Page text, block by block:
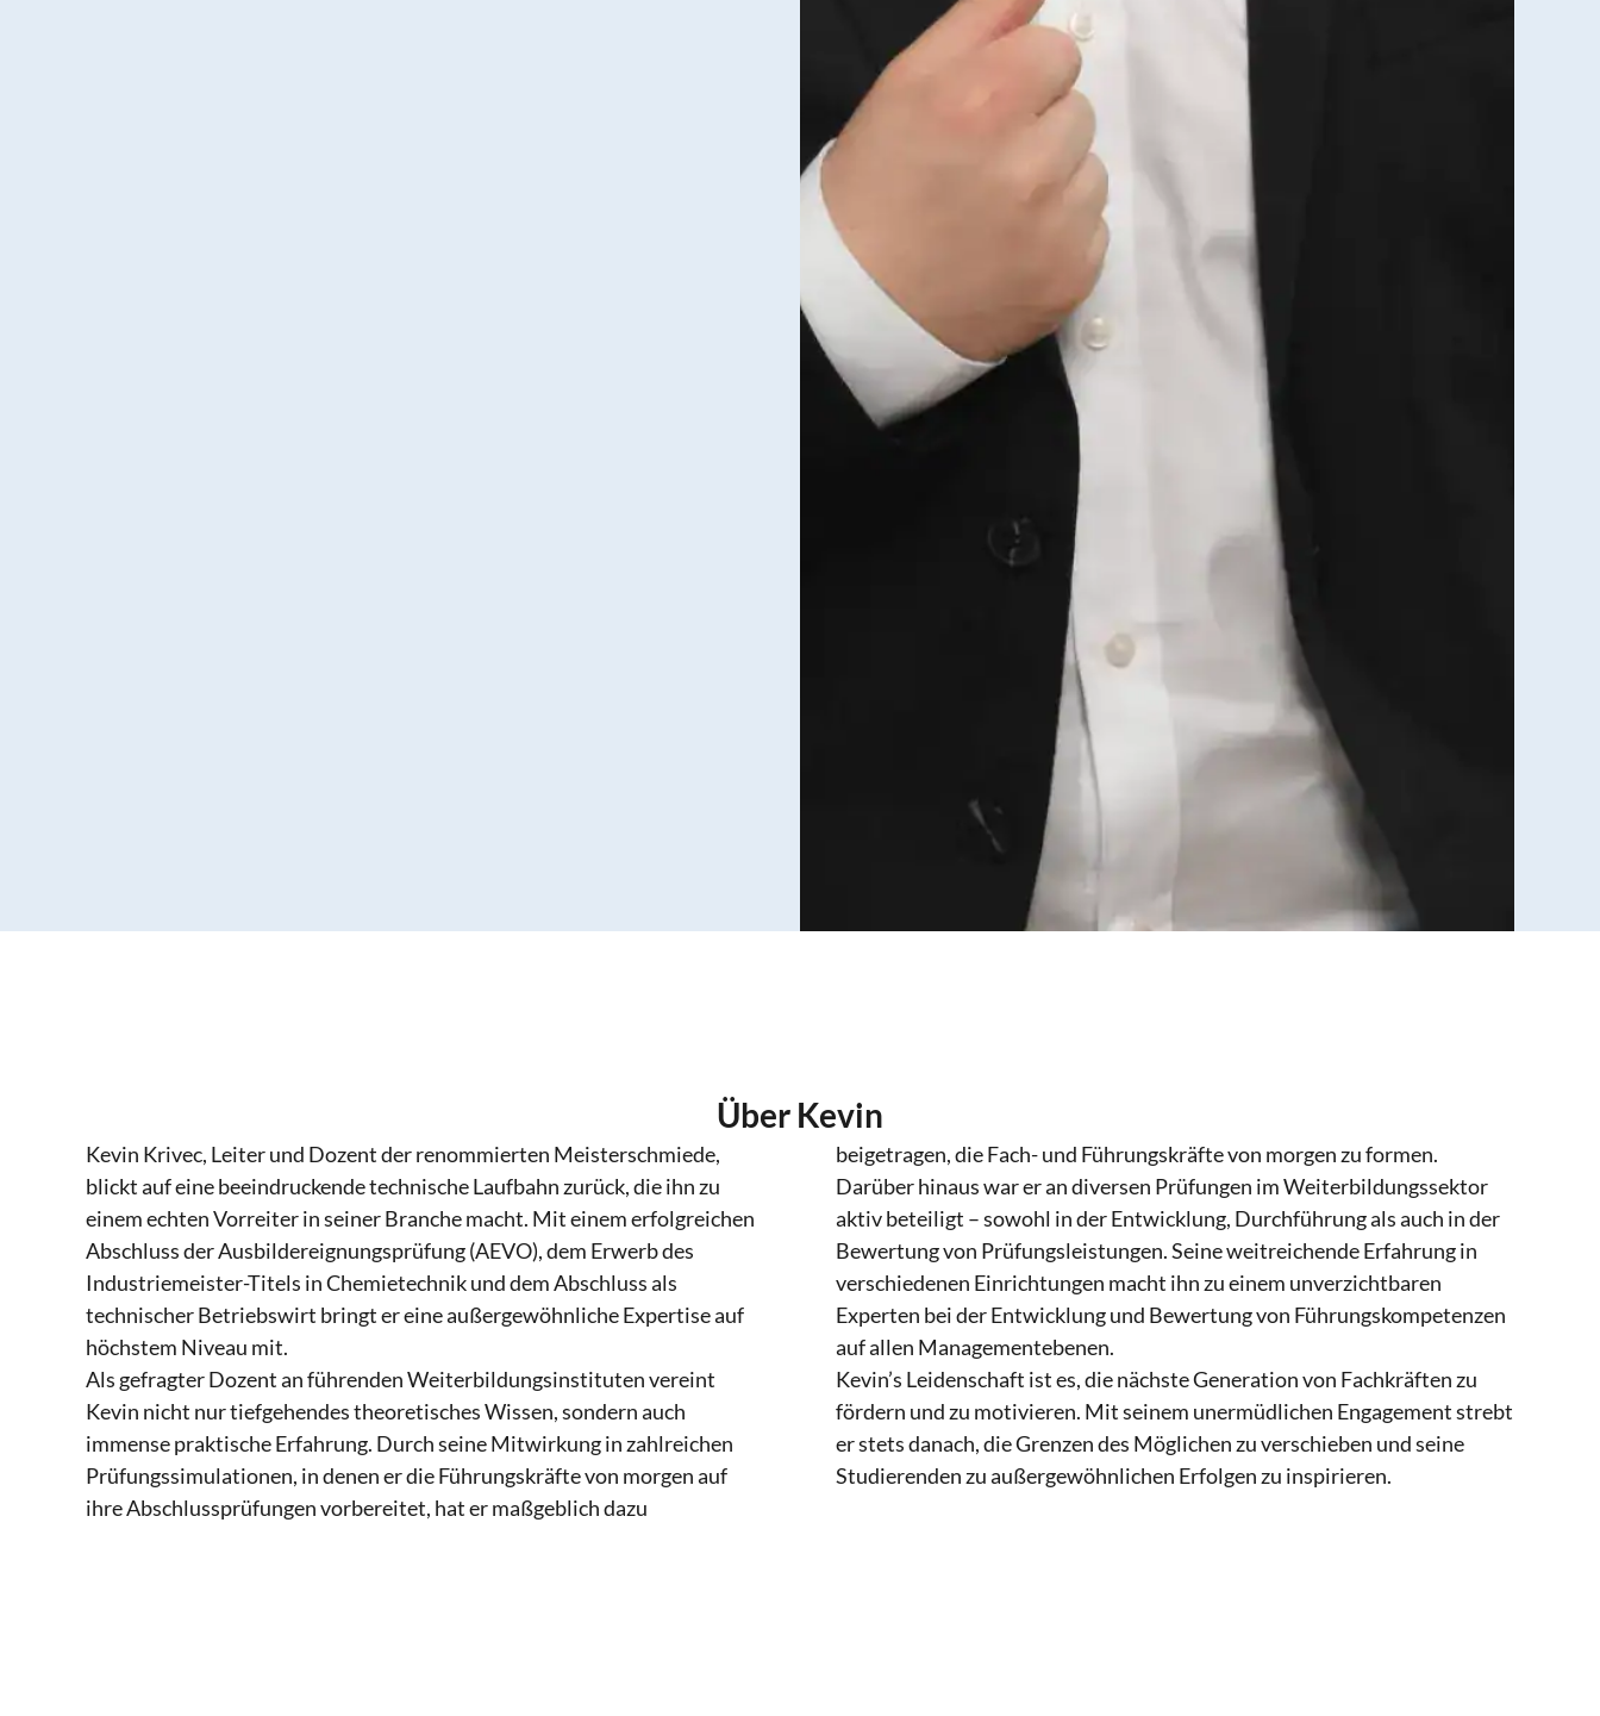
Über Kevin
Kevin Krivec, Leiter und Dozent der renommierten Meisterschmiede,
blickt auf eine beeindruckende technische Laufbahn zurück, die ihn zu
einem echten Vorreiter in seiner Branche macht. Mit einem erfolgreichen
Abschluss der Ausbildereignungsprüfung (AEVO), dem Erwerb des
Industriemeister-Titels in Chemietechnik und dem Abschluss als
technischer Betriebswirt bringt er eine außergewöhnliche Expertise auf
höchstem Niveau mit.
Als gefragter Dozent an führenden Weiterbildungsinstituten vereint
Kevin nicht nur tiefgehendes theoretisches Wissen, sondern auch
immense praktische Erfahrung. Durch seine Mitwirkung in zahlreichen
Prüfungssimulationen, in denen er die Führungskräfte von morgen auf
ihre Abschlussprüfungen vorbereitet, hat er maßgeblich dazu
beigetragen, die Fach- und Führungskräfte von morgen zu formen.
Darüber hinaus war er an diversen Prüfungen im Weiterbildungssektor
aktiv beteiligt – sowohl in der Entwicklung, Durchführung als auch in der
Bewertung von Prüfungsleistungen. Seine weitreichende Erfahrung in
verschiedenen Einrichtungen macht ihn zu einem unverzichtbaren
Experten bei der Entwicklung und Bewertung von Führungskompetenzen
auf allen Managementebenen.
Kevin’s Leidenschaft ist es, die nächste Generation von Fachkräften zu
fördern und zu motivieren. Mit seinem unermüdlichen Engagement strebt
er stets danach, die Grenzen des Möglichen zu verschieben und seine
Studierenden zu außergewöhnlichen Erfolgen zu inspirieren.